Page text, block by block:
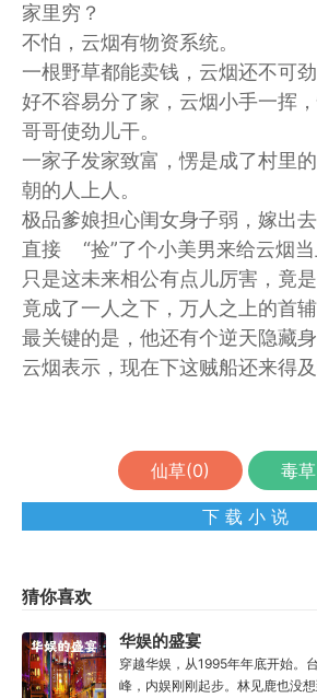
家里穷？
不怕，云烟有物资系统。
一根野草都能卖钱，云烟还不可
好不容易分了家，云烟小手一挥
哥哥使劲儿干。
一家子发家致富，愣是成了村里
朝的人上人。
极品爹娘担心闺女身子弱，嫁出
直接 “捡”了个小美男来给云烟当
只是这未来相公有点儿厉害，竟
竟成了一人之下，万人之上的首
最关键的是，他还有个逆天隐藏身
云烟表示，现在下这贼船还来得及
仙草(0) 毒
下 载 小 说
猜你喜欢
华娱的盛宴
穿越华娱，从1995年年底开始。
峰，内娱刚刚起步。林见鹿也没